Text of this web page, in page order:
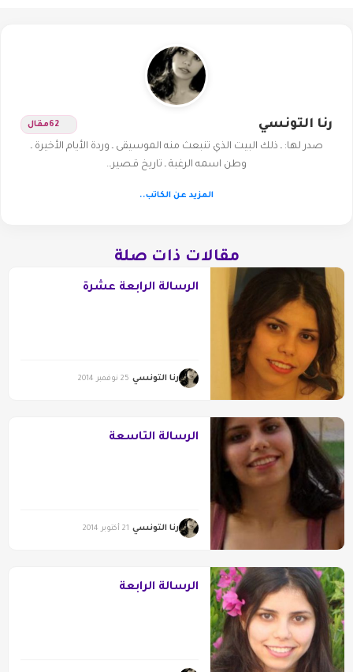
رنا التونسي 62مقال
صدر لها: ـ ذلك البيت الذي تنبعث منه الموسيقى ـ وردة الأيام الأخيرة ـ
وطن اسمه الرغبة ـ تاريخ قـصير…
المزيد عن الكاتب..
مقالات ذات صلة
الرسالة الرابعة عشرة
رنا التونسي 25 نوفمبر 2014
الرسالة التاسعة
رنا التونسي 21 أكتوبر 2014
الرسالة الرابعة